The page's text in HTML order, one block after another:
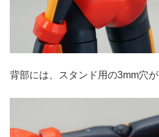
背部には、スタンド用の3mm穴が